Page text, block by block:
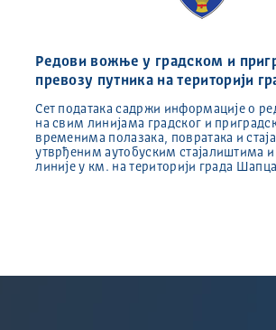
Редови вожње у градском и
превозу путника на територији
Сет података садржи информације о
на свим линијама градског и
временима полазака, повратака и
утврђеним аутобуским стајалиштима
линије у км. на територији града